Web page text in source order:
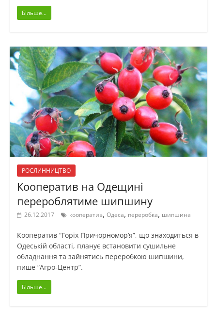
Більше...
РОСЛИННИЦТВО
Кооператив на Одещині
перероблятиме шипшину
26.12.2017 кооператив, Одеса, переробка, шипшина
Кооператив “Горіх Причорномор’я”, що знаходиться в
Одеській області, планує встановити сушильне
обладнання та зайнятись переробкою шипшини,
пише “Агро-Центр”.
Більше...